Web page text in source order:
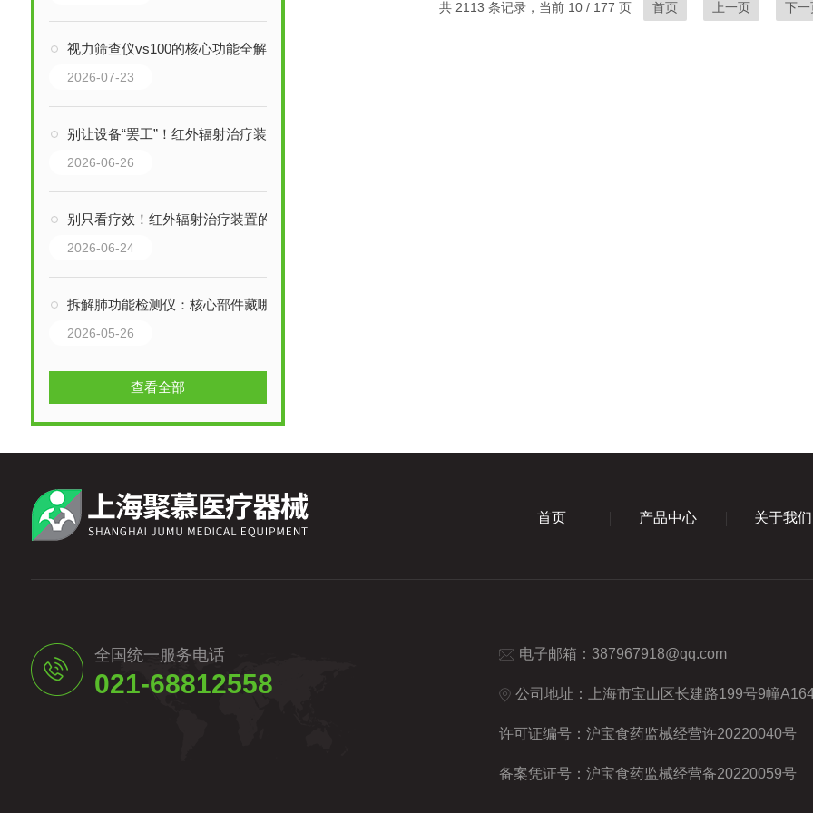
视力筛查仪vs100的核心功能全解析：从精准检测到风险预警，一步到位！
2026-07-23
别让设备“罢工”！红外辐射治疗装置的维护保养，关键细节全拆解
2026-06-26
别只看疗效！红外辐射治疗装置的核心结构，藏着这些关键细节
2026-06-24
拆解肺功能检测仪：核心部件藏哪些“关键密码”？
2026-05-26
查看全部
共 2113 条记录，当前 10 / 177 页 首页 上一页 下一
首页 产品中心 关于我们
全国统一服务电话
021-68812558
电子邮箱：387967918@qq.com
公司地址：上海市宝山区长建路199号9幢
许可证编号：沪宝食药监械经营许20220040号
备案凭证号：沪宝食药监械经营备20220059号